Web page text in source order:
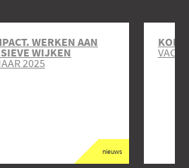
nieuws
WERKEN AAN
WIJKEN
2025
KOM